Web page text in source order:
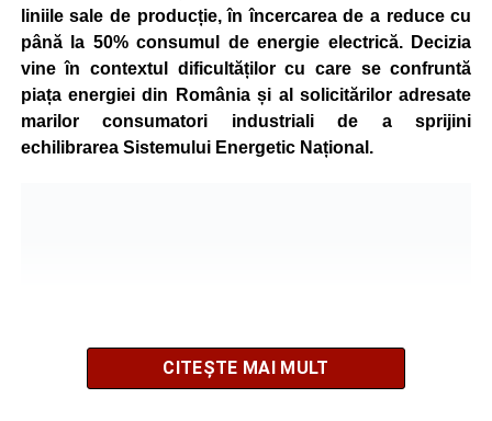
liniile sale de producție, în încercarea de a reduce cu
până la 50% consumul de energie electrică. Decizia
vine în contextul dificultăților cu care se confruntă
piața energiei din România și al solicitărilor adresate
marilor consumatori industriali de a sprijini
echilibrarea Sistemului Energetic Național.
CITEȘTE MAI MULT